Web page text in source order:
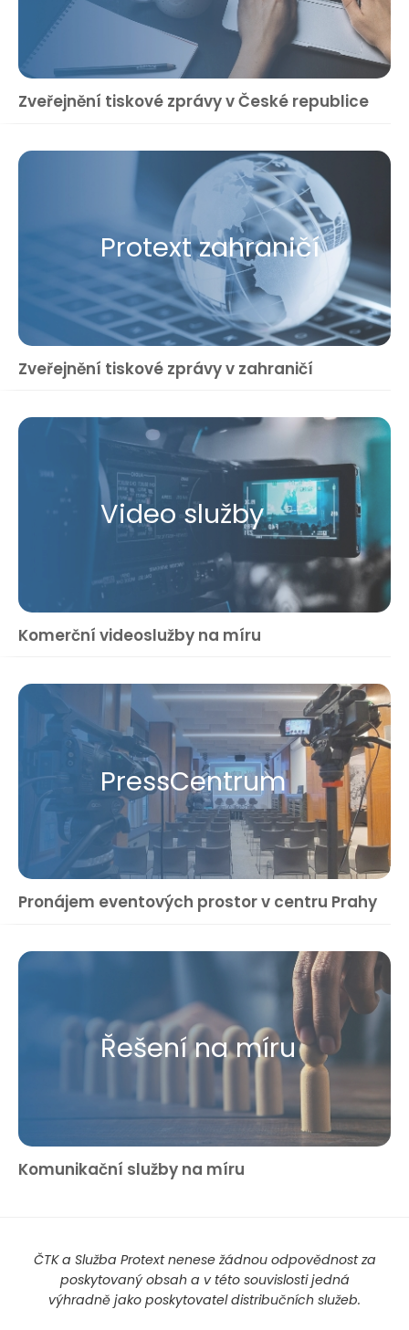
Zveřejnění tiskové zprávy v České republice
Protext zahraničí
Zveřejnění tiskové zprávy v zahraničí
Video služby
Komerční videoslužby na míru
Press​Centrum
Pronájem eventových prostor v centru Prahy
Řešení na míru
Komunikační služby na míru
ČTK a Služba Protext nenese žádnou odpovědnost za
poskytovaný obsah a v této souvislosti jedná
výhradně jako poskytovatel distribučních služeb.